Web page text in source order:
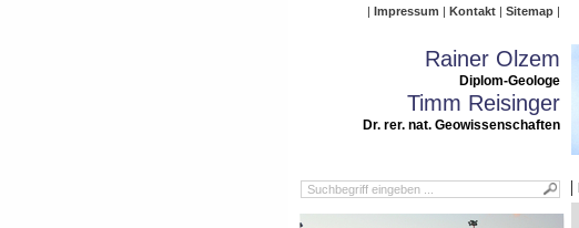
Impressum Kontakt Sitemap
Rainer Olzem
Diplom-Geologe
Timm Reisinger
Dr. rer. nat. Geowissenschaften